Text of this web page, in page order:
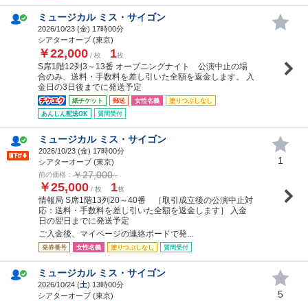
ミュージカル ミス・サイゴン
2026/10/23 (金) 17時00分
シアターオーブ (東京)
￥22,000 / 枚 1枚
S席1階12列3～13番 オープニングナイト 公演中止の場
合のみ、送料・手数料を差し引いた全額を返金します。 入
金日の3日後までに発送予定
紙チケット 郵送 女性名義
塗りつぶしなし
あんしん配送OK
質問受付
ミュージカル ミス・サイゴン
2026/10/23 (金) 17時00分
シアターオーブ (東京)
前の価格： ￥27,000
￥25,000 / 枚 1枚
情報局 S席1階13列20～40番 ［取引成立後の公演中止対
応：送料・手数料を差し引いた全額を返金します］ 入金
日の翌日までに発送予定
ご入金後、マイページの連絡ボードで発...
発券番号 女性名義 塗りつぶしなし 質問受付
1
ミュージカル ミス・サイゴン
2026/10/24 (土) 13時00分
シアターオーブ (東京)
5